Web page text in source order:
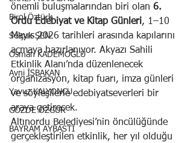
Birol Öztürk
Selçuk ŞEN
Osman KADEMOĞLU
Avni İŞBAKAN
Yavuz KALYONCU
GÖZDE ÖZGÜR
BAYRAM AYBASTI
önemli buluşmalarından biri olan 6.
Ordu Edebiyat ve Kitap Günleri, 1–10
Mayıs 2026 tarihleri arasında kapılarını
açmaya hazırlanıyor. Akyazı Sahili
Etkinlik Alanı’nda düzenlenecek
organizasyon, kitap fuarı, imza günleri
ve söyleşilerle edebiyatseverleri bir
araya getirecek.
Altınordu Belediyesi’nin öncülüğünde
gerçekleştirilen etkinlik, her yıl olduğu